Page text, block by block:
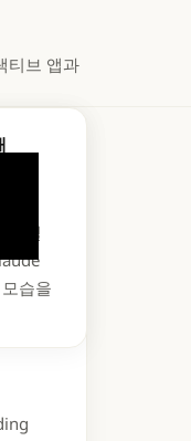
티브 앱과
new
단일
습을
,
들